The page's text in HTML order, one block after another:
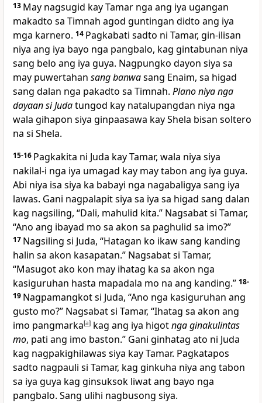
13 May nagsugid kay Tamar nga ang iya ugangan
makadto sa Timnah agod guntingan didto ang iya
mga karnero. 14 Pagkabati sadto ni Tamar, gin-ilisan
niya ang iya bayo nga pangbalo, kag gintabunan niya
sang belo ang iya guya. Nagpungko dayon siya sa
may puwertahan sang banwasang Enaim, sa higad
sang dalan nga pakadto sa Timnah. Plano niya nga
dayaan si Judatungod kay natalupangdan niya nga
wala gihapon siya ginpaasawa kay Shela bisan soltero
na si Shela.
15-16 Pagkakita ni Juda kay Tamar, wala niya siya
nakilal-i nga iya umagad kay may tabon ang iya guya.
Abi niya isa siya ka babayi nga nagabaligya sang iya
lawas. Gani nagpalapit siya sa iya sa higad sang dalan
kag nagsiling, “Dali, mahulid kita.” Nagsabat si Tamar,
“Ano ang ibayad mo sa akon sa paghulid sa imo?”
17 Nagsiling si Juda, “Hatagan ko ikaw sang kanding
halin sa akon kasapatan.” Nagsabat si Tamar,
“Masugot ako kon may ihatag ka sa akon nga
kasiguruhan hasta mapadala mo na ang kanding.” 18-
19 Nagpamangkot si Juda, “Ano nga kasiguruhan ang
gusto mo?” Nagsabat si Tamar, “Ihatag sa akon ang
imo pangmarka[a] kag ang iya higotnga ginakulintas
mo, pati ang imo baston.” Gani ginhatag ato ni Juda
kag nagpakighilawas siya kay Tamar. Pagkatapos
sadto nagpauli si Tamar, kag ginkuha niya ang tabon
sa iya guya kag ginsuksok liwat ang bayo nga
pangbalo. Sang ulihi nagbusong siya.